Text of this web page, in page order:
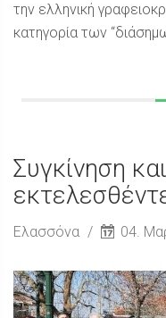
την ελληνική
κατηγορία των
Συγκίνηση
Ελασσόνα 04.